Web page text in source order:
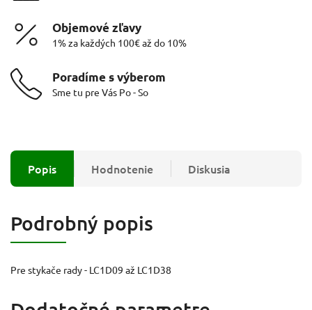
Objemové zľavy
1% za každých 100€ až do 10%
Poradíme s výberom
Sme tu pre Vás Po - So
Popis Hodnotenie Diskusia
Podrobný popis
Pre stykače rady - LC1D09 až LC1D38